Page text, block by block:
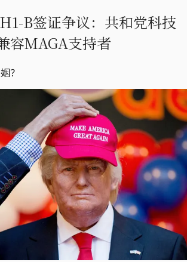
B签证争议：共和党科技
容MAGA支持者
？